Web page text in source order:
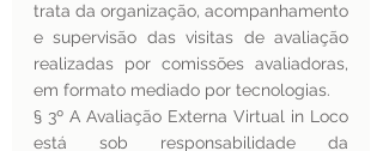
trata da organização, acompanhamento
e supervisão das visitas de avaliação
realizadas por comissões avaliadoras,
em formato mediado por tecnologias.
§ 3º A Avaliação Externa Virtual in Loco
está sob responsabilidade da